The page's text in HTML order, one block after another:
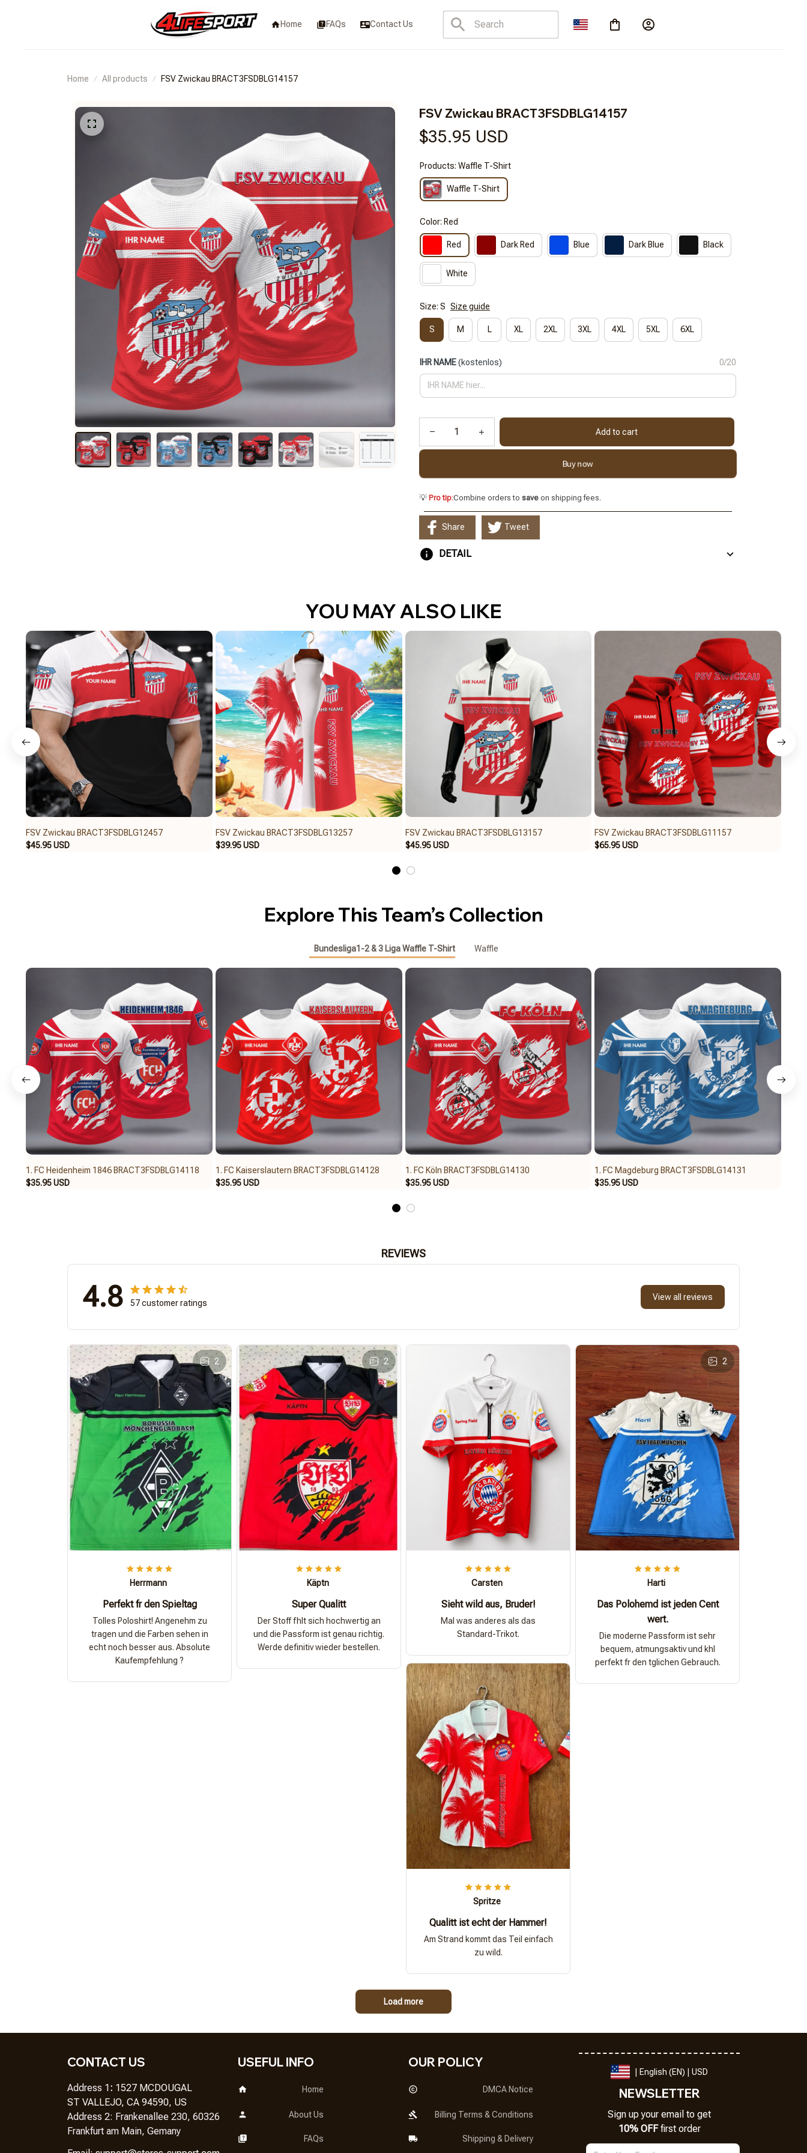
Home FAQs Contact Us
Home All products FSV Zwickau BRACT3FSDBLG14157
FSV Zwickau BRACT3FSDBLG14157
$35.95 USD
Products: Waffle T-Shirt
Waffle T-Shirt
Color: Red
Red Dark Red Blue Dark Blue Black
White
Size: S Size guide
S M L XL 2XL 3XL 4XL 5XL 6XL
IHR NAME(kostenlos) 0/20
Add to cart
Buy now
💡 Pro tip:Combine orders to save on shipping fees.
Share Tweet
DETAIL
YOU MAY ALSO LIKE
FSV Zwickau BRACT3FSDBLG12457
$45.95 USD
FSV Zwickau BRACT3FSDBLG13257
$39.95 USD
FSV Zwickau BRACT3FSDBLG13157
$45.95 USD
FSV Zwickau BRACT3FSDBLG11157
$65.95 USD
Explore This Team’s Collection
Bundesliga1-2 & 3 Liga Waffle T-Shirt Waffle
1. FC Heidenheim 1846 BRACT3FSDBLG14118
$35.95 USD
1. FC Kaiserslautern BRACT3FSDBLG14128
$35.95 USD
1. FC Köln BRACT3FSDBLG14130
$35.95 USD
1. FC Magdeburg BRACT3FSDBLG14131
$35.95 USD
REVIEWS
4.8 57 customer ratings
View all reviews
2
Herrmann
Perfekt fr den Spieltag
Tolles Poloshirt! Angenehm zu
tragen und die Farben sehen in
echt noch besser aus. Absolute
Kaufempfehlung ?
2
Käptn
Super Qualitt
Der Stoff fhlt sich hochwertig an
und die Passform ist genau richtig.
Werde definitiv wieder bestellen.
Carsten
Sieht wild aus, Bruder!
Mal was anderes als das
Standard-Trikot.
2
Harti
Das Polohemd ist jeden Cent
wert.
Die moderne Passform ist sehr
bequem, atmungsaktiv und khl
perfekt fr den tglichen Gebrauch.
Spritze
Qualitt ist echt der Hammer!
Am Strand kommt das Teil einfach
zu wild.
Load more
CONTACT US
Address 1: 1527 MCDOUGAL
ST VALLEJO, CA 94590, US
Address 2: Frankenallee 230, 60326
Frankfurt am Main, Gemany
USEFUL INFO
Home
About Us
FAQs
OUR POLICY
DMCA Notice
Billing Terms & Conditions
Shipping & Delivery
| English (EN) | USD
NEWSLETTER
Sign up your email to get
10% OFF first order